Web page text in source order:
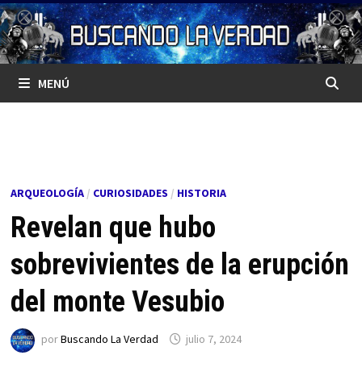
Saltar
al
contenido
MENÚ
ARQUEOLOGÍA/ CURIOSIDADES / HISTORIA
Revelan que hubo
sobrevivientes de la erupción
del monte Vesubio
porBuscando La Verdad julio 7, 2024